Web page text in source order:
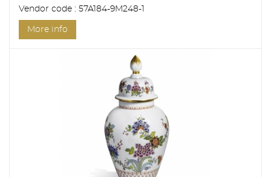
Vendor code : 57A184-9M248-1
More info